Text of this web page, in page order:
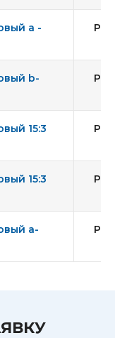
a -
b-
15:3
15:3
а-